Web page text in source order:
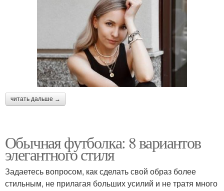
читать дальше →
Обычная футболка: 8 вариантов
элегантного стиля
Задаетесь вопросом, как сделать свой образ более
стильным, не прилагая больших усилий и не тратя много